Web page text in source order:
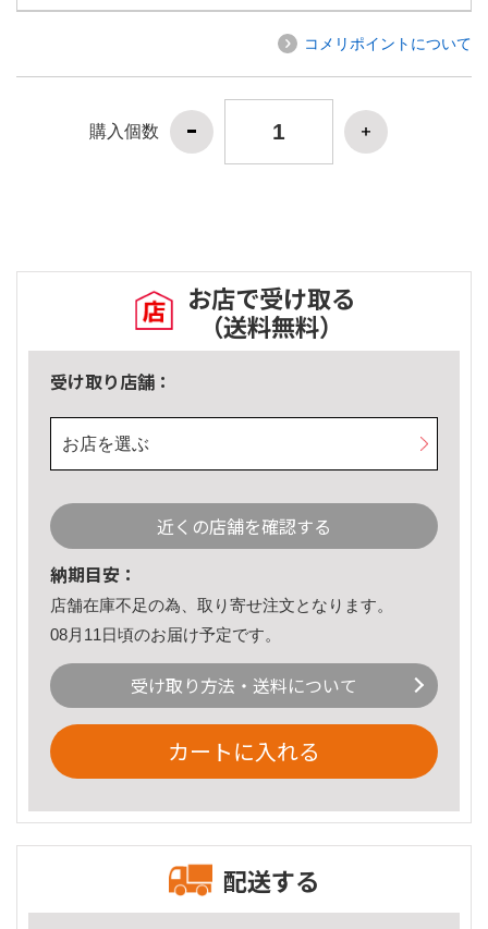
コメリポイントについて
購入個数
お店で受け取る
（送料無料）
受け取り店舗：
お店を選ぶ
近くの店舗を確認する
納期目安：
店舗在庫不足の為、取り寄せ注文となります。
08月11日頃のお届け予定です。
受け取り方法・送料について
カートに入れる
配送する